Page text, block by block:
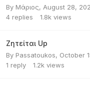
By Μάριος, August 28,
4 replies 1.8k views
Ζητείται Up
By Passatoukos, October
1 reply 1.2k views